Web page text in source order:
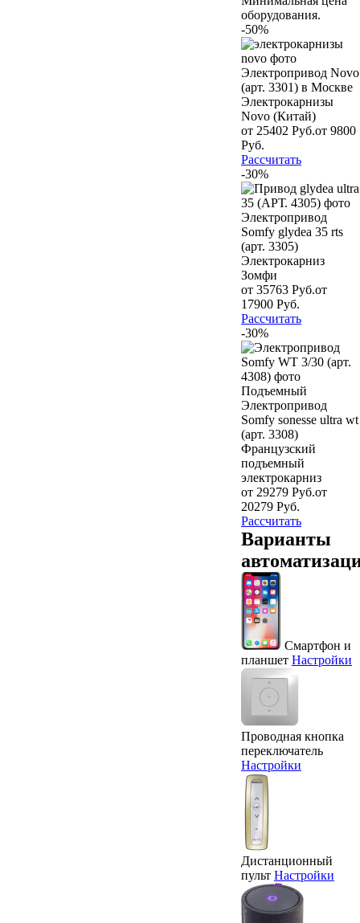
оборудования.
-50%
Электрокарнизы
Novo (Китай)
от 25402 Руб.от 9800
Руб.
Рассчитать
-30%
Электрокарниз
Зомфи
от 35763 Руб.от
17900 Руб.
Рассчитать
-30%
Французский
подъемный
электрокарниз
от 29279 Руб.от
20279 Руб.
Рассчитать
Варианты
Смартфон и
планшет Настройки
Проводная кнопка
переключатель
Настройки
Дистанционный
пульт Настройки